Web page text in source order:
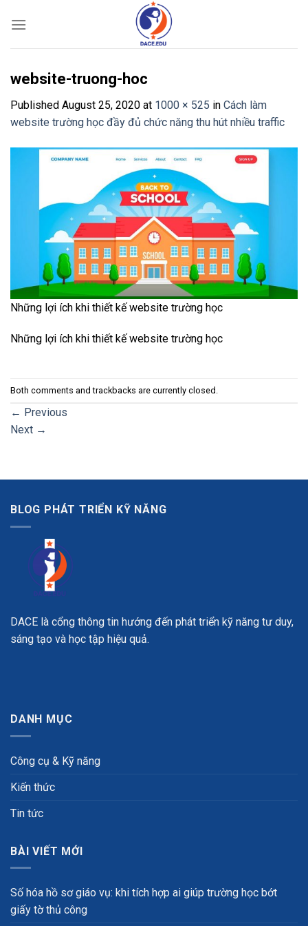
website-truong-hoc
Published August 25, 2020 at 1000 × 525 in Cách làm
website trường học đầy đủ chức năng thu hút nhiều traffic
Những lợi ích khi thiết kế website trường học
Những lợi ích khi thiết kế website trường học
Both comments and trackbacks are currently closed.
← Previous
Next →
BLOG PHÁT TRIỂN KỸ NĂNG
DACE là cổng thông tin hướng đến phát triển kỹ năng tư duy,
sáng tạo và học tập hiệu quả.
DANH MỤC
Công cụ & Kỹ năng
Kiến thức
Tin tức
BÀI VIẾT MỚI
Số hóa hồ sơ giáo vụ: khi tích hợp ai giúp trường học bớt
giấy tờ thủ công